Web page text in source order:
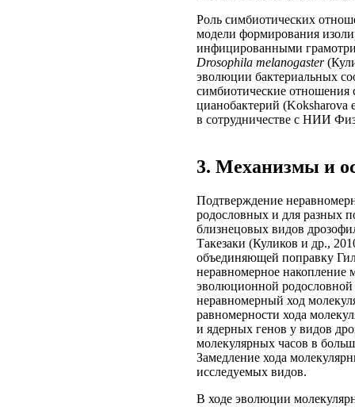
Роль симбиотических
модели формирования
инфицированными
Drosophila melanogaster
эволюции бактериальных
симбиотические
цианобактерий (Koksharova
в сотрудничестве с НИИ
3. Механизмы и
Подтверждение
родословных и для разных
близнецовых видов
Такезаки (Куликов и др.,
объединяющей поправку
неравномерное накопление
эволюционной
неравномерный ход
равномерности хода
и ядерных генов у видов
молекулярных часов в
Замедление хода
исследуемых видов.
В ходе эволюции